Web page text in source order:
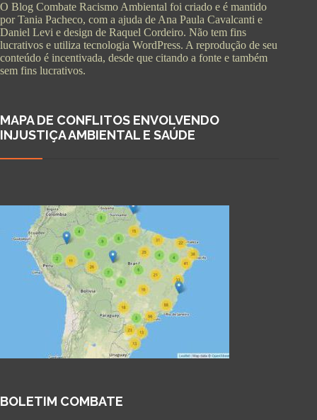
O Blog Combate Racismo Ambiental foi criado e é mantido
por Tania Pacheco, com a ajuda de Ana Paula Cavalcanti e
Daniel Levi e design de Raquel Cordeiro. Não tem fins
lucrativos e utiliza tecnologia WordPress. A reprodução de seu
conteúdo é incentivada, desde que citando a fonte e também
sem fins lucrativos.
MAPA DE CONFLITOS ENVOLVENDO
INJUSTIÇA AMBIENTAL E SAÚDE
BOLETIM COMBATE